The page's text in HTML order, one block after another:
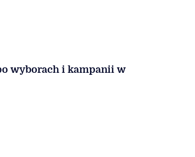
wyborach i kampanii w